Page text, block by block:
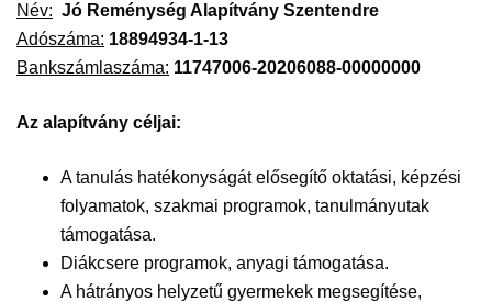
Név: Jó Reménység Alapítvány Szentendre
Adószáma: 18894934-1-13
Bankszámlaszáma: 11747006-20206088-00000000
Az alapítvány céljai:
A tanulás hatékonyságát elősegítő oktatási, képzési
folyamatok, szakmai programok, tanulmányutak
támogatása.
Diákcsere programok, anyagi támogatása.
A hátrányos helyzetű gyermekek megsegítése,